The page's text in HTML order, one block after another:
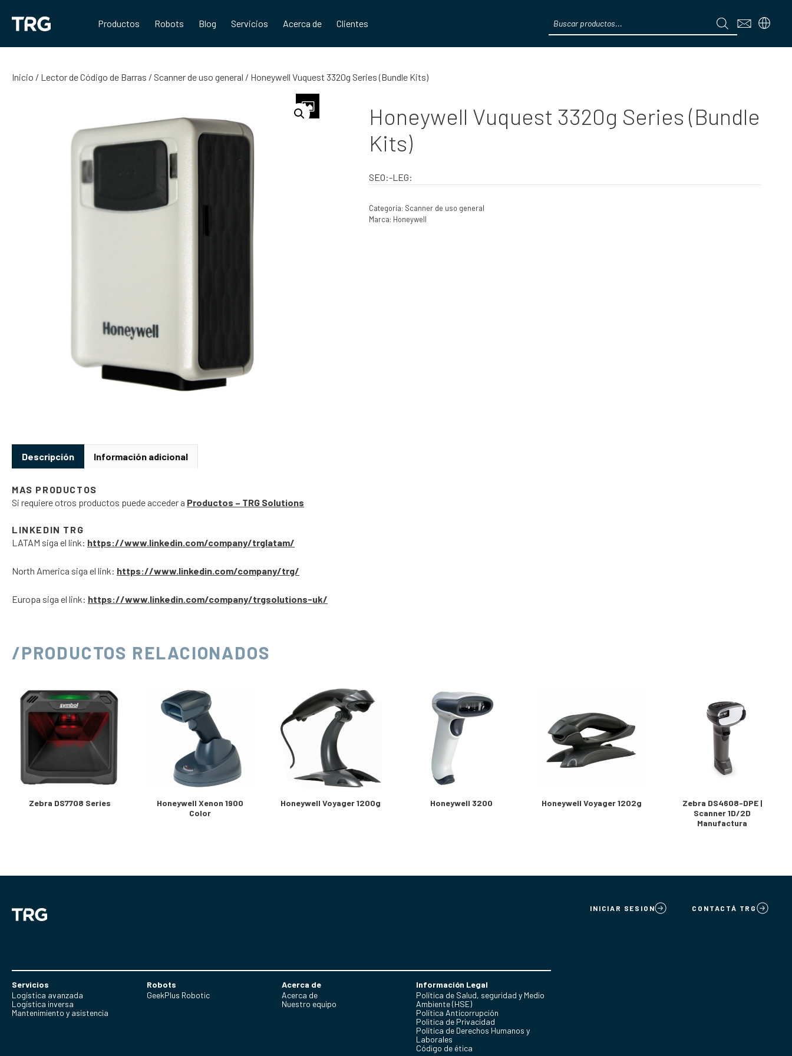
contenido
Productos Robots Blog Servicios Acerca de Clientes
search
Inicio / Lector de Código de Barras / Scanner de uso general / Honeywell Vuquest 3320g Series (Bundle Kits)
Honeywell Vuquest 3320g Series (Bundle
Kits)
SEO:-LEG:
Categoría: Scanner de uso general
Marca: Honeywell
Descripción Información adicional
MAS PRODUCTOS
Si requiere otros productos puede acceder a Productos – TRG Solutions
LINKEDIN TRG
LATAM siga el link: https://www.linkedin.com/company/trglatam/
North America siga el link: https://www.linkedin.com/company/trg/
Europa siga el link: https://www.linkedin.com/company/trgsolutions-uk/
/PRODUCTOS RELACIONADOS
Zebra DS7708 Series
Honeywell Xenon 1900
Color
Honeywell Voyager 1200g Honeywell 3200 Honeywell Voyager 1202g
Zebra DS4608-DPE |
Scanner 1D/2D
Manufactura
INICIAR SESION CONTACTÁ TRG
Servicios
Logística avanzada
Logística inversa
Mantenimiento y asistencia
Robots
GeekPlus Robotic
Acerca de
Acerca de
Nuestro equipo
Información Legal
Política de Salud, seguridad y Medio
Ambiente (HSE)
Política Anticorrupción
Politica de Privacidad
Política de Derechos Humanos y
Laborales
Código de ética